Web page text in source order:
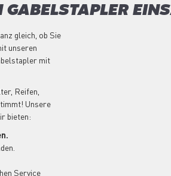
gleich, ob Sie
unseren
mit
Reifen,
Unsere
bieten:
Service